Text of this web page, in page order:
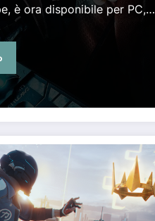
è ora disponibile per PC,…